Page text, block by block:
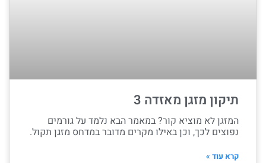
תיקון מזגן מאזדה 3
המזגן לא מוציא קור? במאמר הבא נלמד על גורמים
נפוצים לכך, וכן באילו מקרים מדובר במדחס מזגן תקול.
קרא עוד »